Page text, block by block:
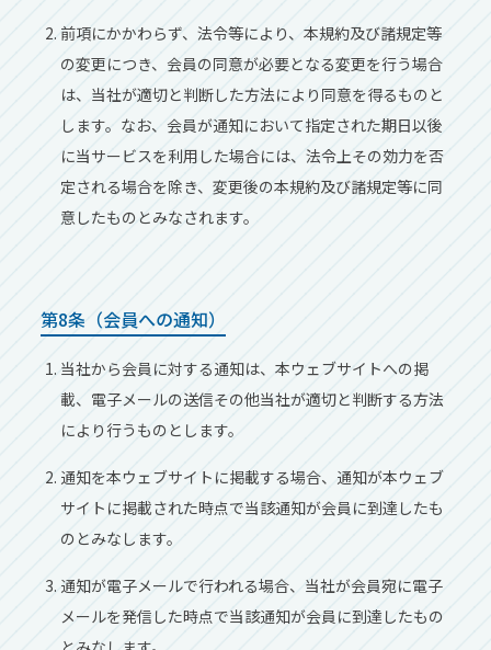
前項にかかわらず、法令等により、本規約及び諸規定等
の変更につき、会員の同意が必要となる変更を⾏う場合
は、当社が適切と判断した⽅法により同意を得るものと
します。なお、会員が通知において指定された期⽇以後
に当サービスを利⽤した場合には、法令上その効⼒を否
定される場合を除き、変更後の本規約及び諸規定等に同
意したものとみなされます。
第8条（会員への通知）
当社から会員に対する通知は、本ウェブサイトへの掲
載、電⼦メールの送信その他当社が適切と判断する⽅法
により⾏うものとします。
通知を本ウェブサイトに掲載する場合、通知が本ウェブ
サイトに掲載された時点で当該通知が会員に到達したも
のとみなします。
通知が電⼦メールで⾏われる場合、当社が会員宛に電⼦
メールを発信した時点で当該通知が会員に到達したもの